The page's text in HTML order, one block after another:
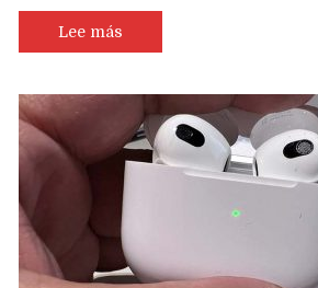
Lee más